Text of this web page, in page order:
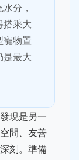
分，
搭乘大
寵物置
是最大
現是另一
間、友善
刻。準備